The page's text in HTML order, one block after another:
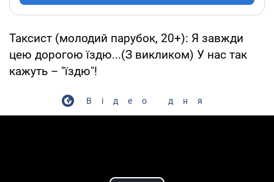
Таксист (молодий парубок, 20+): Я завжди
цею дорогою їздю...(З викликом) У нас так
кажуть – "їздю"!
Відео дня